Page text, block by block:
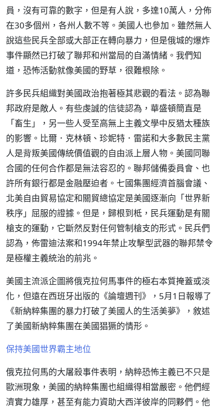
員，沒有可靠的數字，但是有人說，多達10萬人，分佈
在30多個州，各州人數不等。美國人也參加。雖然無人
說這些民兵全部或大部正在轉向暴力，但是俄城的爆炸
事件顯然已打破了聯邦和州當局的自滿情緒。我們知
道，恐怖活動就像美國的野草，很難根除。
許多民兵組織對美國政治抱著極其悲觀的看法。認為聯
邦政府是敵人。有些虔誠的信徒認為，華盛頓簡直是
「畜生」，另一些人受至高無上主義文學中反猶太種族
的影響。比爾．克林頓、珍妮特．雷諾和大多數民主黨
人是背叛美國傳統價值觀的自由派上層人物。美國同聯
合國的任何合作都是無法容忍的。聯邦儲備委員會、也
許所有銀行都是金融壓迫者。七國集團經濟首腦會議、
北美自由貿易協定和關貿總協定是美國逐漸向「世界新
秩序」屈服的證據。但是，歸根到柢，民兵運動是有關
槍支的運動，它斷然反對任何管制槍支的形式。民兵們
認為，佈雷迪法案和1994年禁止攻擊型武器的聯邦禁令
是極權主義統治的前兆。
美國主流派企圖將俄克拉何馬事件的極右本質掩蓋或淡
化，但遠在西班牙出版的《論壇週刊》，5月1日報導了
《新納粹集團的暴力打破了美國人的生活美夢》，敘述
了美國新納粹集團在美國猖獗的情形。
保持美國世界霸主地位
俄克拉何馬的大屠殺事件表明，納粹恐怖主義已不只是
歐洲現象，美國的納粹集團也組織得相當嚴密。他們經
濟實力雄厚，甚至有能力資助大西洋彼岸的同夥們。他